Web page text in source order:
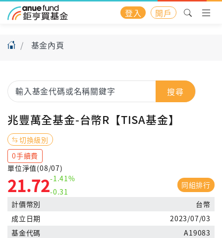
登入 開戶
基金內頁
搜尋
兆豐萬全基金-台幣R【TISA基金】
切換級別
0手續費
單位淨值(08/07)
21.72-1.41%
-0.31
同組排行
計價幣別
台幣
成立日期
2023/07/03
基金代碼
A19083